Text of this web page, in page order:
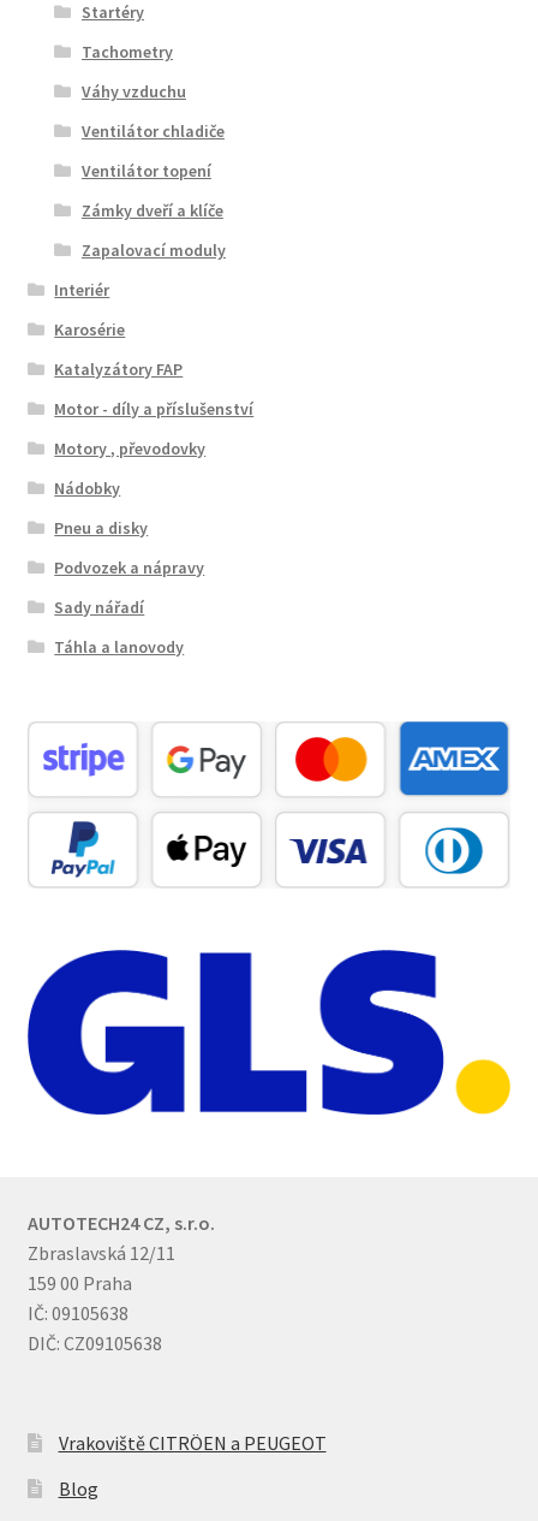
Startéry
Tachometry
Váhy vzduchu
Ventilátor chladiče
Ventilátor topení
Zámky dveří a klíče
Zapalovací moduly
Interiér
Karosérie
Katalyzátory FAP
Motor - díly a příslušenství
Motory , převodovky
Nádobky
Pneu a disky
Podvozek a nápravy
Sady nářadí
Táhla a lanovody
AUTOTECH24 CZ, s.r.o.
Zbraslavská 12/11
159 00 Praha
IČ: 09105638
DIČ: CZ09105638
Vrakoviště CITRÖEN a PEUGEOT
Blog